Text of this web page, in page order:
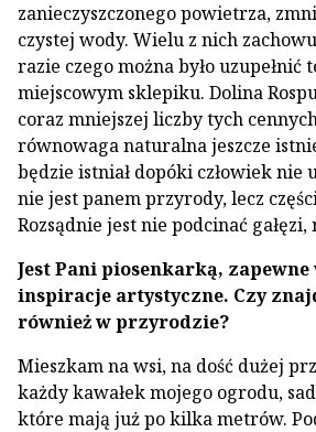
zanieczyszczonego powietrza,
czystej wody. Wielu z nich
razie czego można było uzupełnić
miejscowym sklepiku. Dolina
coraz mniejszej liczby tych
równowaga naturalna jeszcze
będzie istniał dopóki człowiek nie
nie jest panem przyrody, lecz
Rozsądnie jest nie podcinać
Jest Pani piosenkarką, zapewne
inspiracje artystyczne. Czy
również w przyrodzie?
Mieszkam na wsi, na dość dużej
każdy kawałek mojego ogrodu,
które mają już po kilka metrów.